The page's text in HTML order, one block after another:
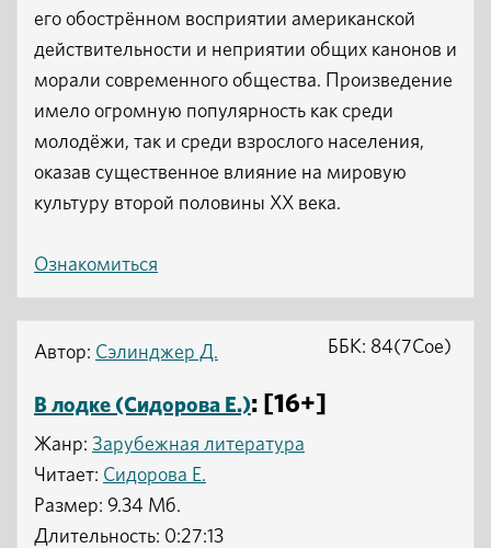
его обострённом восприятии американской
действительности и неприятии общих канонов и
морали современного общества. Произведение
имело огромную популярность как среди
молодёжи, так и среди взрослого населения,
оказав существенное влияние на мировую
культуру второй половины XX века.
Ознакомиться
Автор: Сэлинджер Д.
В лодке (Сидорова Е.): [16+]
Жанр: Зарубежная литература
Читает: Сидорова Е.
ББК: 84(7Сое)
Размер: 9.34 Мб.
Длительность: 0:27:13